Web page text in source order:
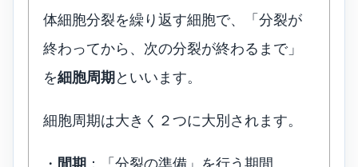
体細胞分裂を繰り返す細胞で、「分裂が
終わってから、次の分裂が終わるまで」
を細胞周期 といいます。
細胞周期は大きく２つに大別されます。
・ 間期 ：「分裂の準備」を行う期間